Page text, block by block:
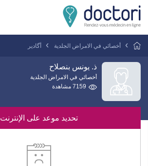
تسجيل دخول المريض
تسجيل دخول الطبيب
أخصائي في الامراض الجلدية أگادير
ذ. يونس بنصلاح
أخصائي في الامراض الجلدية
7159 مشاهدة
تحديد موعد على الإنترنت